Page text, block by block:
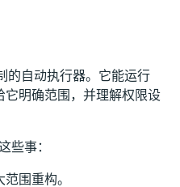
的自动执行器。它能运行
明确范围，并理解权限设
些事：
围重构。